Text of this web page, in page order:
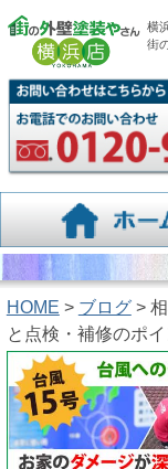
横
街
HOME > ブログ> 相
と点検・補修のポイ